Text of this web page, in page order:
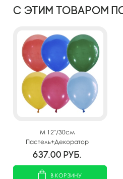
С этим товаром
M 12"/30см
Пастель+Декоратор
ассорти 100шт
637.00 руб.
В КОРЗИНУ